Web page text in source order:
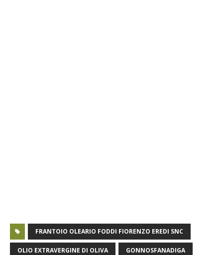
FRANTOIO OLEARIO FODDI FIORENZO EREDI SNC
OLIO EXTRAVERGINE DI OLIVA GONNOSFANADIGA